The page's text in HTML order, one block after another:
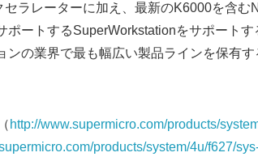
ラレーターに加え、最新のK6000を含む
ポートするSuperWorkstationをサポート
ンの業界で最も幅広い製品ラインを保有す
http://www.supermicro.com/products/
products/system/4u/f627/